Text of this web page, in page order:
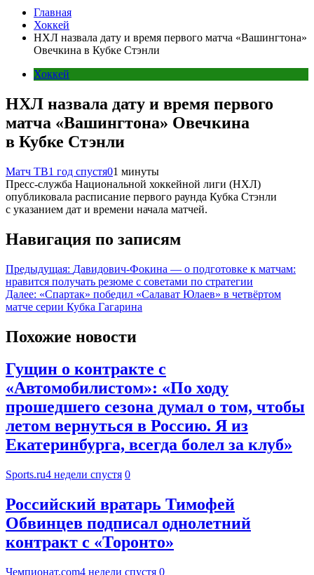
Главная
Хоккей
НХЛ назвала дату и время первого матча «Вашингтона»
Овечкина в Кубке Стэнли
Хоккей
НХЛ назвала дату и время первого
матча «Вашингтона» Овечкина
в Кубке Стэнли
Матч ТВ1 год спустя01 минуты
Пресс‑служба Национальной хоккейной лиги (НХЛ)
опубликовала расписание первого раунда Кубка Стэнли
с указанием дат и времени начала матчей.
Навигация по записям
Предыдущая: Давидович-Фокина — о подготовке к матчам:
нравится получать резюме с советами по стратегии
Далее: «Спартак» победил «Салават Юлаев» в четвёртом
матче серии Кубка Гагарина
Похожие новости
Гущин о контракте с
«Автомобилистом»: «По ходу
прошедшего сезона думал о том, чтобы
летом вернуться в Россию. Я из
Екатеринбурга, всегда болел за клуб»
Sports.ru4 недели спустя 0
Российский вратарь Тимофей
Обвинцев подписал однолетний
контракт с «Торонто»
Чемпионат.com4 недели спустя 0